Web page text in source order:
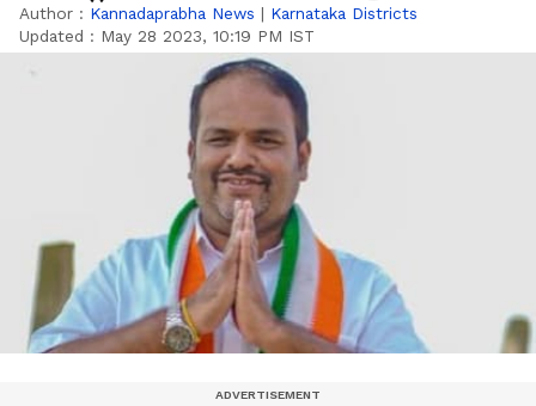
Author : Kannadaprabha News | Karnataka Districts
Updated : May 28 2023, 10:19 PM IST